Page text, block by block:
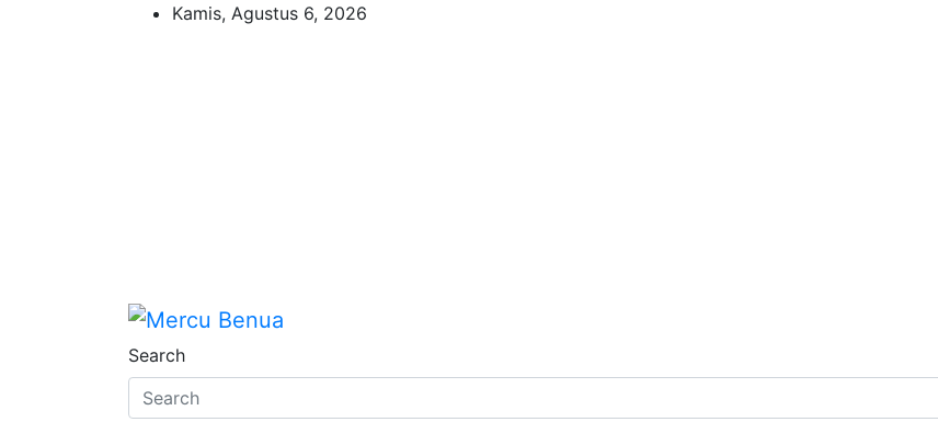
Kamis, Agustus 6, 2026
Mercu Benua
Suara Masyarakat Bawah
Search